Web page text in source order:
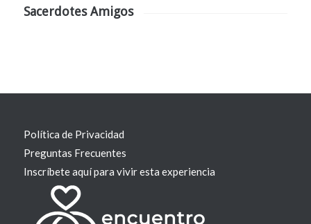
Sacerdotes Amigos
Política de Privacidad
Preguntas Frecuentes
Inscríbete aquí para vivir esta experiencia